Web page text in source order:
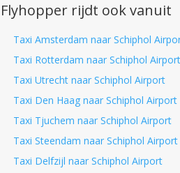
Flyhopper rijdt ook vanuit
Taxi Amsterdam naar Schiphol
Taxi Rotterdam naar Schiphol Airport
Taxi Utrecht naar Schiphol Airport
Taxi Den Haag naar Schiphol Airport
Taxi Tjuchem naar Schiphol Airport
Taxi Steendam naar Schiphol Airport
Taxi Delfzijl naar Schiphol Airport